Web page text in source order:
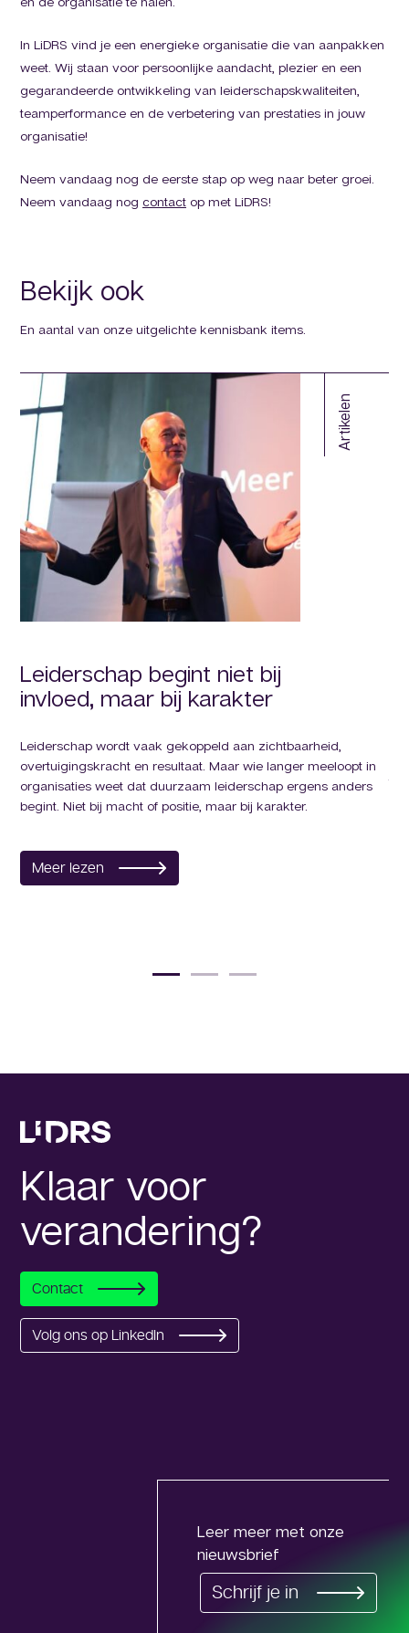
In LiDRS vind je een energieke organisatie die van aanpakken
weet. Wij staan voor persoonlijke aandacht, plezier en een
gegarandeerde ontwikkeling van leiderschapskwaliteiten,
teamperformance en de verbetering van prestaties in jouw
organisatie!
Neem vandaag nog de eerste stap op weg naar beter groei.
Neem vandaag nog contact op met LiDRS!
Bekijk ook
En aantal van onze uitgelichte kennisbank items.
Artikelen
Leiderschap begint niet bij
invloed, maar bij karakter
Leiderschap wordt vaak gekoppeld aan zichtbaarheid,
overtuigingskracht en resultaat. Maar wie langer meeloopt in
organisaties weet dat duurzaam leiderschap ergens anders
begint. Niet bij macht of positie, maar bij karakter.
Meer lezen
Klaar voor
verandering?
Contact
Volg ons op LinkedIn
Leer meer met onze
nieuwsbrief
Schrijf je in